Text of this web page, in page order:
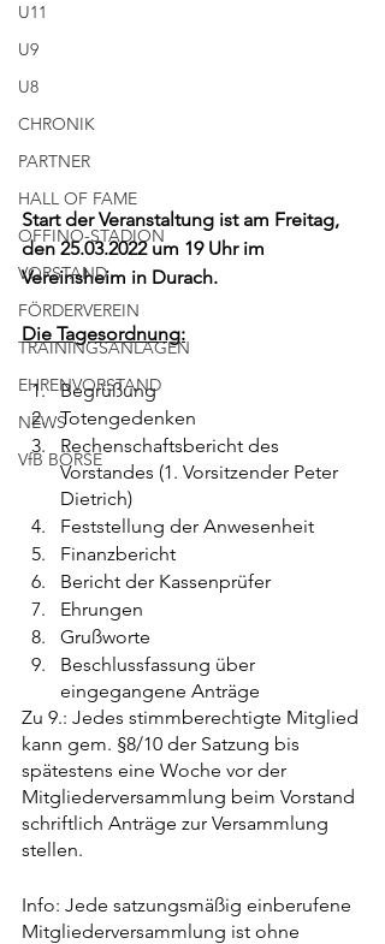
U11
U9
U8
CHRONIK
PARTNER
HALL OF FAME
OFFINO-STADION
VORSTAND
FÖRDERVEREIN
TRAININGSANLAGEN
EHRENVORSTAND
NEWS
VfB BÖRSE
Start der Veranstaltung ist am Freitag,
den 25.03.2022 um 19 Uhr im
Vereinsheim in Durach.
Die Tagesordnung:
Begrüßung
Totengedenken
Rechenschaftsbericht des
Vorstandes (1. Vorsitzender Peter
Dietrich)
Feststellung der Anwesenheit
Finanzbericht
Bericht der Kassenprüfer
Ehrungen
Grußworte
Beschlussfassung über
eingegangene Anträge
Zu 9.: Jedes stimmberechtigte Mitglied
kann gem. §8/10 der Satzung bis
spätestens eine Woche vor der
Mitgliederversammlung beim Vorstand
schriftlich Anträge zur Versammlung
stellen.
Info: Jede satzungsmäßig einberufene
Mitgliederversammlung ist ohne